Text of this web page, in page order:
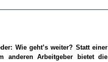
Wie geht’s weiter? Statt einer
anderen Arbeitgeber bietet die